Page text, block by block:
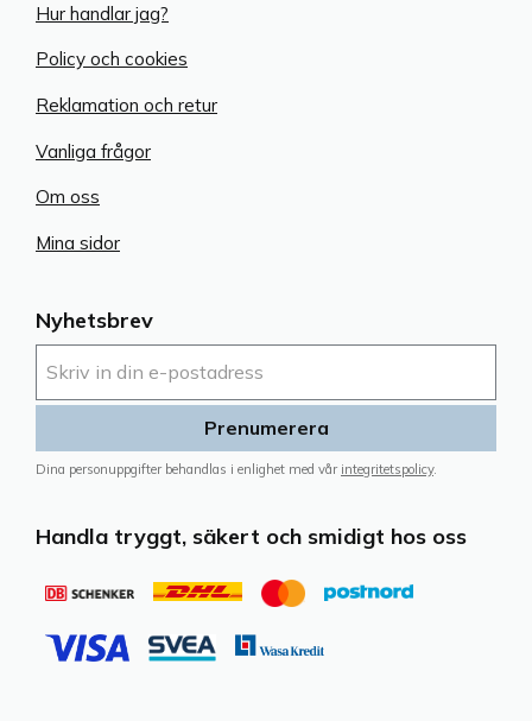
Nyhetsbrev
Prenumerera
Dina personuppgifter behandlas i enlighet med vår integritetspolicy.
Handla tryggt, säkert och smidigt hos oss
Hur handlar jag?
Policy och cookies
Reklamation och retur
Vanliga frågor
Om oss
Mina sidor